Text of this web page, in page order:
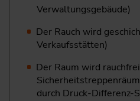
Verwaltungs­gebäude)
Der Rauch wird
Verkaufsstätten)
Der Raum wird
durch Druck-Differenz-